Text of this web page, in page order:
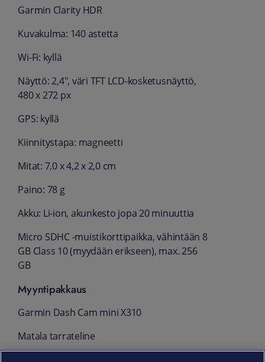
Garmin Clarity HDR
Kuvakulma: 140 astetta
Wi-Fi: kyllä
Näyttö: 2,4", väri TFT LCD-kosketusnäyttö,
480 x 272 px
GPS: kyllä
Kiinnitystapa: magneetti
Mitat: 7,0 x 4,2 x 2,0 cm
Paino: 78 g
Akku: Li-ion, akunkesto jopa 20 minuuttia
Micro SDHC -muistikorttipaikka, vähintään 8
GB Class 10 (myydään erikseen), max. 256
GB
Myyntipakkaus
Garmin Dash Cam mini X310
Matala tarrateline